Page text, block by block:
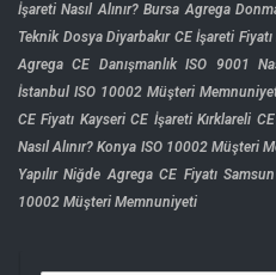
İşareti Nasıl Alınır? Bursa Agrega
Teknik Dosya Diyarbakır CE İşareti Fiyatı
Agrega CE Danışmanlık ISO 9001
İstanbul ISO 10002 Müşteri
CE Fiyatı Kayseri CE İşareti Kırklareli
Nasıl Alınır? Konya ISO 10002 Müşteri
Yapılır Niğde Agrega CE Fiyatı
10002 Müşteri Memnuniyeti